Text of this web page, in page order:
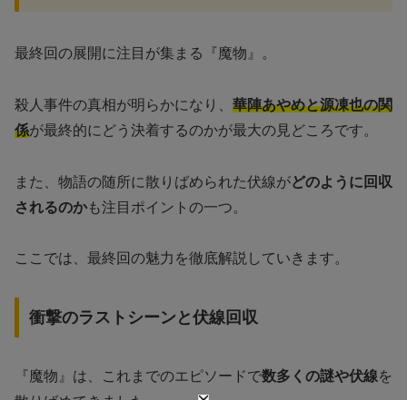
最終回の展開に注目が集まる『魔物』。
殺人事件の真相が明らかになり、 華陣あやめと源凍也の関
係が最終的にどう決着するのかが最大の見どころです。
また、物語の随所に散りばめられた伏線がどのように回収
されるのかも注目ポイントの一つ。
ここでは、最終回の魅力を徹底解説していきます。
衝撃のラストシーンと伏線回収
『魔物』は、これまでのエピソードで数多くの謎や伏線を